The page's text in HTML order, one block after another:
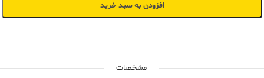
افزودن به سبد خرید
مشخصات